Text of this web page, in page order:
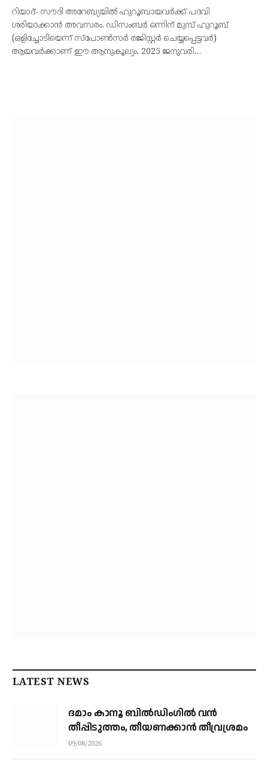
റിയാദ്- സൗദി അറേബ്യയില്‍ ഹുറൂബായവര്‍ക്ക് പദവി
ശരിയാക്കാന്‍ അവസരം. ഡിസംബര്‍ ഒന്നിന് മുമ്പ് ഹുറൂബ്
(ഒളിച്ചോടിയെന്ന് സ്‌പോണ്‍സര്‍ രജിസ്റ്റര്‍ ചെയ്യപ്പെട്ടവര്‍)
ആയവര്‍ക്കാണ് ഈ ആനുകൂല്യം. 2025 ജനുവരി…
LATEST NEWS
ദമാം കാനൂ ബിൽഡിംഗിൽ വൻ
തീപ്പിടുത്തം, തീയണക്കാൻ തീവ്രശ്രമം
09/08/2026